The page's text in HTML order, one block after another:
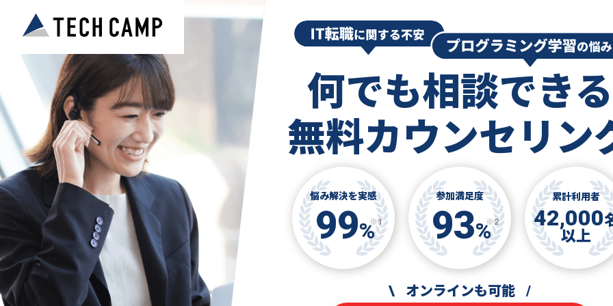
何でも相談できる
無料カウンセリン
悩み解決を実感
99%※1
参加満足度
93%※2
累計利用者
42,000
以上
\ オンラインも可能 /